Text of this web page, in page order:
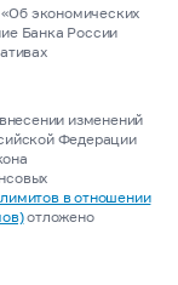
экономических
Банка России
изменений
Федерации
в отношении
отложено